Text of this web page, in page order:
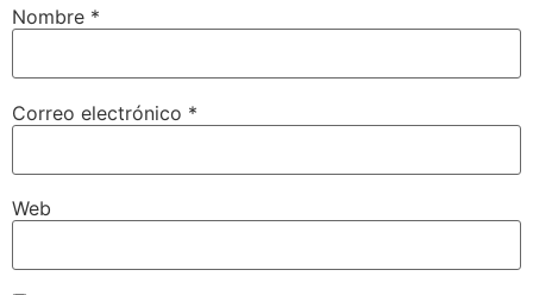
Nombre *
Correo electrónico *
Web